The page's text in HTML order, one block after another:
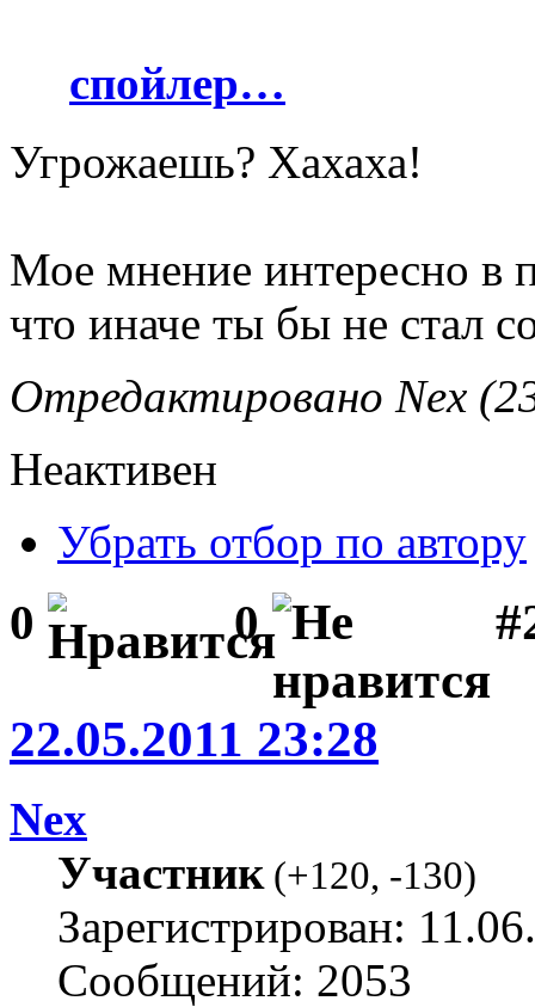
спойлер…
Угрожаешь? Хахаха!
Мое мнение интересно в
что иначе ты бы не стал
Отредактировано Nex
Неактивен
Убрать отбор по автору
0 0
22.05.2011 23:28
Nex
Участник(+120, -130)
Зарегистрирован:
Сообщений: 2053